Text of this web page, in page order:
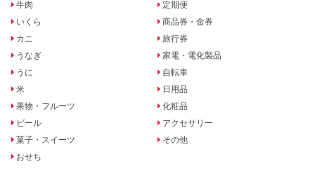
牛肉
いくら
カニ
うなぎ
うに
米
果物・フルーツ
ビール
菓子・スイーツ
おせち
定期便
商品券・金券
旅行券
家電・電化製品
自転車
日用品
化粧品
アクセサリー
その他